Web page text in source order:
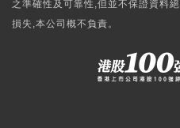
之準確性及可靠性,但並不保證資料
損失,本公司概不負責。